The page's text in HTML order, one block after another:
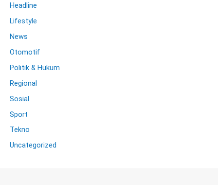
Headline
Lifestyle
News
Otomotif
Politik & Hukum
Regional
Sosial
Sport
Tekno
Uncategorized